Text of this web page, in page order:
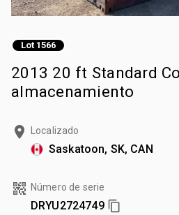
Lot 1566
2013 20 ft Standard
almacenamiento
Localizado
Saskatoon, SK, CAN
Número de serie
DRYU2724749